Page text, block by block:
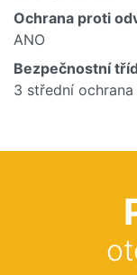
Ochrana proti
ANO
Bezpečnostní
3 střední ochrana